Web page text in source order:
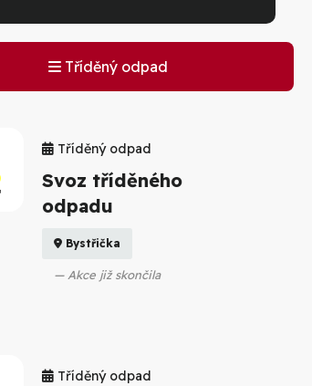
Tříděný odpad
Tříděný odpad
Svoz tříděného
odpadu
Bystřička
Akce již skončila
Tříděný odpad